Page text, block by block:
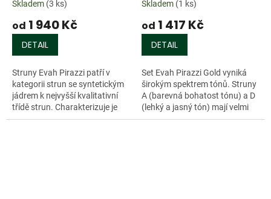
Skladem (3 ks)
od 1 940 Kč
DETAIL
Struny Evah Pirazzi patří v
kategorii strun se syntetickým
jádrem k nejvyšší kvalitativní
třídě strun. Charakterizuje je
maximálně barevný, sytý a
Skladem (1 ks)
od 1 417 Kč
DETAIL
Set Evah Pirazzi Gold vyniká
širokým spektrem tónů. Struny
A (barevná bohatost tónu) a D
(lehký a jasný tón) mají velmi
pevné ocelové jádro s